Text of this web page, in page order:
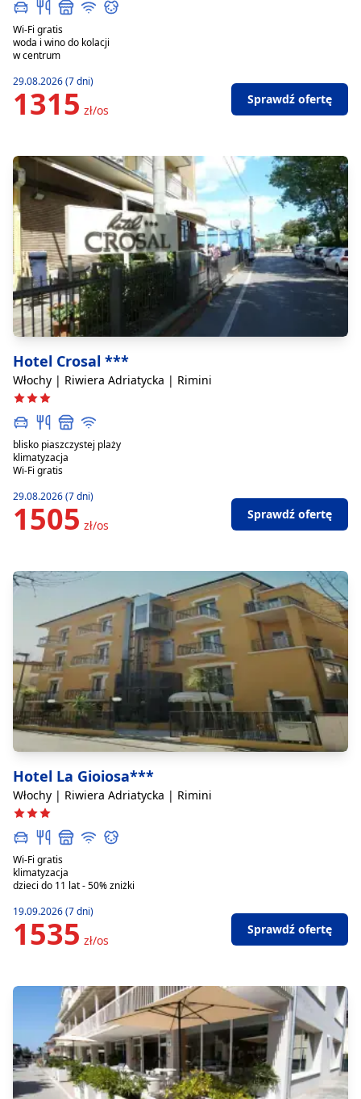
Wi-Fi gratis
woda i wino do kolacji
w centrum
29.08.2026 (7 dni)
1315 zł/os
Sprawdź ofertę
Hotel Crosal ***
Włochy | Riwiera Adriatycka | Rimini
blisko piaszczystej plaży
klimatyzacja
Wi-Fi gratis
29.08.2026 (7 dni)
1505 zł/os
Sprawdź ofertę
Hotel La Gioiosa***
Włochy | Riwiera Adriatycka | Rimini
Wi-Fi gratis
klimatyzacja
dzieci do 11 lat - 50% zniżki
19.09.2026 (7 dni)
1535 zł/os
Sprawdź ofertę